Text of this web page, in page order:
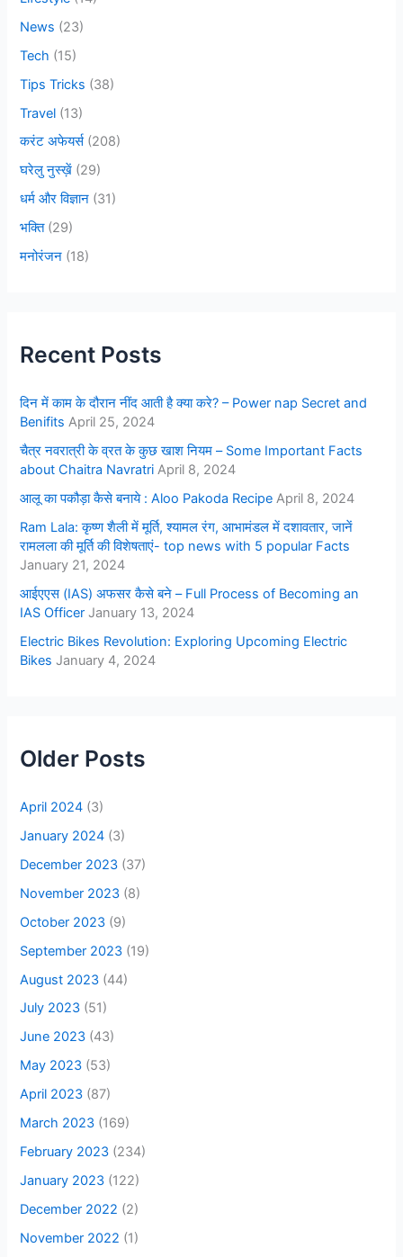
News (23)
Tech (15)
Tips Tricks (38)
Travel (13)
करंट अफेयर्स(208)
घरेलु नुस्ख़ें (29)
धर्म और विज्ञान (31)
भक्ति(29)
मनोरंजन (18)
Recent Posts
दिन में काम के दौरान नींद आती है क्या करे? – Power nap Secret and
Benifits April 25, 2024
चैत्र नवरात्री के व्रत के कुछ खाश नियम – Some Important Facts
about Chaitra Navratri April 8, 2024
आलू का पकौड़ा कैसे बनाये : Aloo Pakoda Recipe April 8, 2024
Ram Lala: कृष्ण शैली में मूर्ति, श्यामल रंग, आभामंडल में दशावतार, जानें
रामलला की मूर्ति की विशेषताएं- top news with 5 popular Facts
January 21, 2024
आईएएस (IAS) अफसर कैसे बने – Full Process of Becoming an
IAS Officer January 13, 2024
Electric Bikes Revolution: Exploring Upcoming Electric
Bikes January 4, 2024
Older Posts
April 2024 (3)
January 2024 (3)
December 2023 (37)
November 2023 (8)
October 2023 (9)
September 2023 (19)
August 2023 (44)
July 2023 (51)
June 2023 (43)
May 2023 (53)
April 2023 (87)
March 2023 (169)
February 2023 (234)
January 2023 (122)
December 2022 (2)
November 2022 (1)